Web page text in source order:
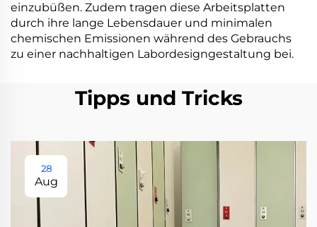
einzubüßen. Zudem tragen diese Arbeitsplatten
durch ihre lange Lebensdauer und minimalen
chemischen Emissionen während des Gebrauchs
zu einer nachhaltigen Labordesigngestaltung bei.
Tipps und Tricks
28
Aug